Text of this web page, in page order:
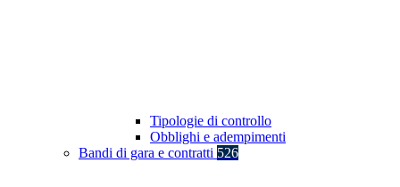
Tipologie di controllo
Obblighi e adempimenti
Bandi di gara e contratti 526